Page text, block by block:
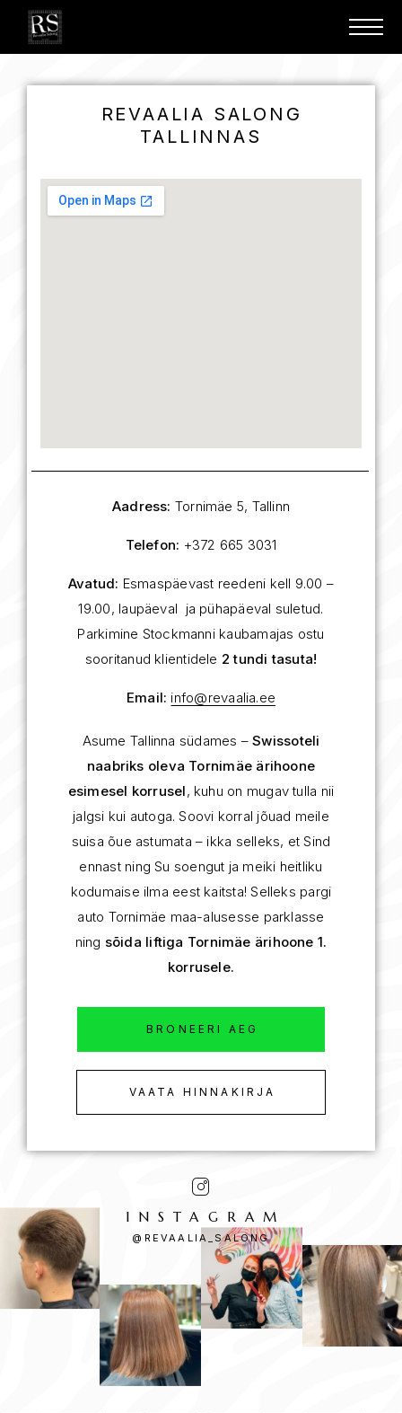
REVAALIA SALONG
TALLINNAS
Aadress: Tornimäe 5, Tallinn
Telefon: +372 665 3031
Avatud: Esmaspäevast reedeni kell 9.00 –
19.00, laupäeval ja pühapäeval suletud.
Parkimine Stockmanni kaubamajas ostu
sooritanud klientidele 2 tundi tasuta!
Email: info@revaalia.ee
Asume Tallinna südames –Swissoteli
naabriks oleva Tornimäe ärihoone
esimesel korrusel, kuhu on mugav tulla nii
jalgsi kui autoga. Soovi korral jõuad meile
suisa õue astumata – ikka selleks, et Sind
ennast ning Su soengut ja meiki heitliku
kodumaise ilma eest kaitsta! Selleks pargi
auto Tornimäe maa-alusesse parklasse
ning sõida liftiga Tornimäe ärihoone 1.
korrusele.
BRONEERI AEG
VAATA HINNAKIRJA
INSTAGRAM
@REVAALIA_SALONG